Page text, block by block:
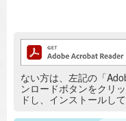
追加情報：PDFファ
ない方は、左記の「
ンロードボタンをクリ
ドし、インストールし